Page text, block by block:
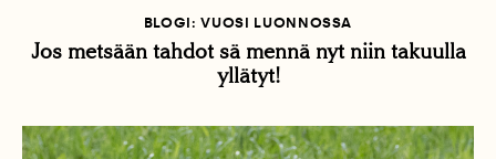
BLOGI: VUOSI LUONNOSSA
Jos metsään tahdot sä mennä nyt niin takuulla
yllätyt!